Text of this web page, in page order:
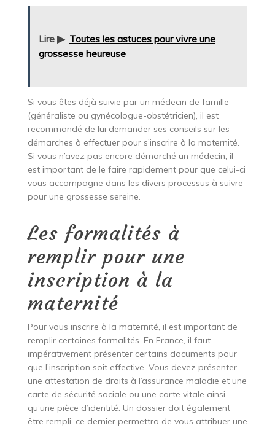
Lire ▶ Toutes les astuces pour vivre une
grossesse heureuse
Si vous êtes déjà suivie par un médecin de famille
(généraliste ou gynécologue-obstétricien), il est
recommandé de lui demander ses conseils sur les
démarches à effectuer pour s’inscrire à la maternité.
Si vous n’avez pas encore démarché un médecin, il
est important de le faire rapidement pour que celui-ci
vous accompagne dans les divers processus à suivre
pour une grossesse sereine.
Les formalités à
remplir pour une
inscription à la
maternité
Pour vous inscrire à la maternité, il est important de
remplir certaines formalités. En France, il faut
impérativement présenter certains documents pour
que l’inscription soit effective. Vous devez présenter
une attestation de droits à l’assurance maladie et une
carte de sécurité sociale ou une carte vitale ainsi
qu’une pièce d’identité. Un dossier doit également
être rempli, ce dernier permettra de vous attribuer une